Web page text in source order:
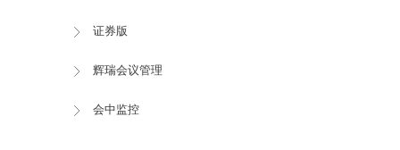
证券版
辉瑞会议管理
会中监控